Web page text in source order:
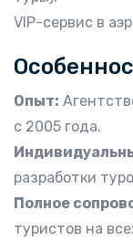
VIP-сервис в
Опыт:
с 2005 года.
разработки
Полное
туристов на